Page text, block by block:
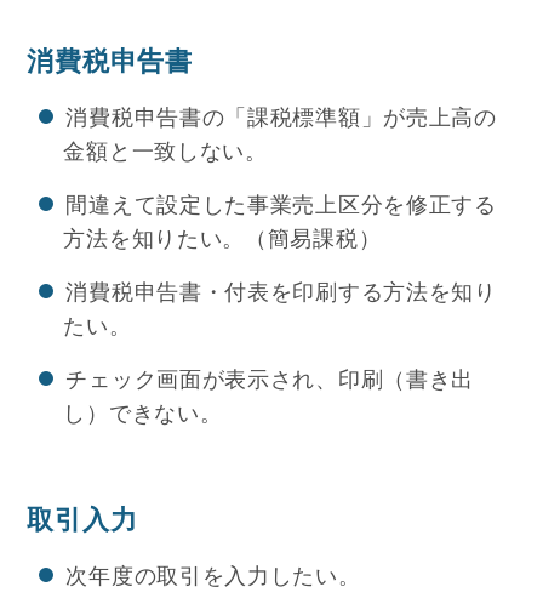
消費税申告書
消費税申告書の「課税標準額」が売上高の
金額と一致しない。
間違えて設定した事業売上区分を修正する
方法を知りたい。（簡易課税）
消費税申告書・付表を印刷する方法を知り
たい。
チェック画面が表示され、印刷（書き出
し）できない。
取引入力
次年度の取引を入力したい。